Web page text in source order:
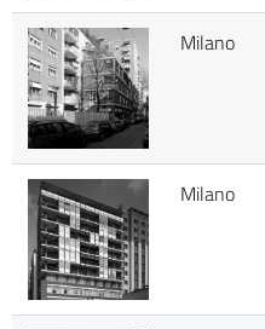
Milano
Milano